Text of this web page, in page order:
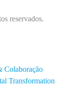
reservados.
Colaboração
Transformation